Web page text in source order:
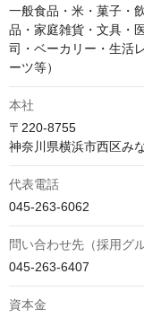
一般食品・米・菓子・
品・家庭雑貨・文具・
司・ベーカリー・生活
ーツ等）
本社
〒220-8755
神奈川県横浜市西区み
代表電話
045-263-6062
問い合わせ先（採用グ
045-263-6407
資本金